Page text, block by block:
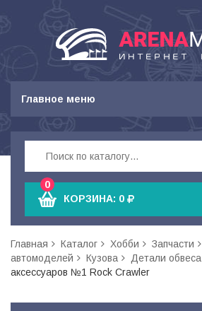
Главное меню
0
КОРЗИНА: 0
Главная Каталог Хобби Запчасти
автомоделей
Кузова Детали обвеса
аксессуаров №1 Rock Crawler